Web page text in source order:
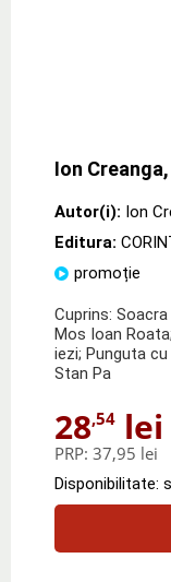
Ion
Autor(i): Ion
Editura:
promoție
Cuprins:
Mos Ioan
iezi; Punguta
Stan Pa
28,54 lei
PRP: 37,95 lei
Disponibilitate: